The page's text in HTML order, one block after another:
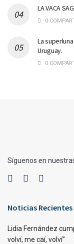
LA VACA
0
La
Uruguay.
0
Síguenos en
Noticias Recientes
Lidia Fernández
volví, me caí, volví”